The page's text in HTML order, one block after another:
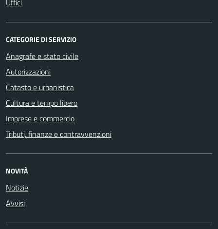
CATEGORIE DI SERVIZIO
Anagrafe e stato civile
Autorizzazioni
Catasto e urbanistica
Cultura e tempo libero
Imprese e commercio
Tributi, finanze e contravvenzioni
NOVITÀ
Notizie
Avvisi